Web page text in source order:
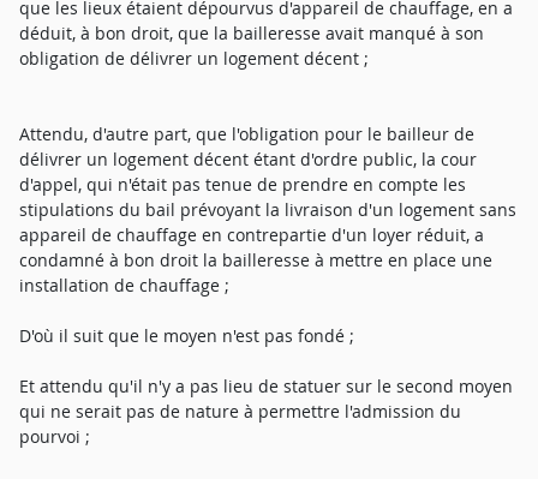
que les lieux étaient dépourvus d'appareil de chauffage, en a
déduit, à bon droit, que la bailleresse avait manqué à son
obligation de délivrer un logement décent ;
Attendu, d'autre part, que l'obligation pour le bailleur de
délivrer un logement décent étant d'ordre public, la cour
d'appel, qui n'était pas tenue de prendre en compte les
stipulations du bail prévoyant la livraison d'un logement sans
appareil de chauffage en contrepartie d'un loyer réduit, a
condamné à bon droit la bailleresse à mettre en place une
installation de chauffage ;
D'où il suit que le moyen n'est pas fondé ;
Et attendu qu'il n'y a pas lieu de statuer sur le second moyen
qui ne serait pas de nature à permettre l'admission du
pourvoi ;